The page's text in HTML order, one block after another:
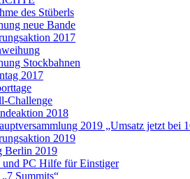
des Stüberls
neue Bande
2017
Stockbahnen
2017
Challenge
2018
2019 „Umsatz jetzt bei
2019
Berlin 2019
und PC Hilfe für Einstiger
Summits“